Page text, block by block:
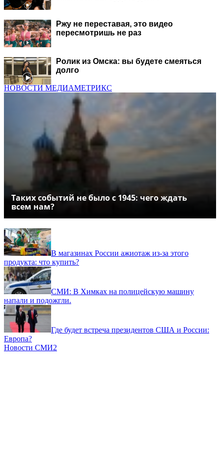
Ржу не переставая, это видео
пересмотришь не раз
Ролик из Омска: вы будете смеяться
долго
НОВОСТИ МЕДИАМЕТРИКС
Таких событий не было с 1945: чего ждать
всем нам?
В магазинах России ажиотаж из-за этого
продукта: что купить?
СМИ: В Химках на полицейскую машину
напали и подожгли.
Где будет встреча президентов США и России:
Европа?
Новости СМИ2